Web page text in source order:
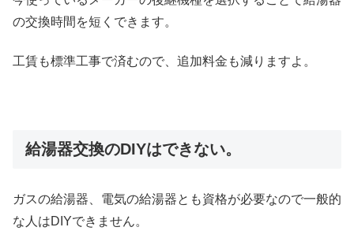
の交換時間を短くできます。
工賃も標準工事で済むので、追加料金も減りますよ。
給湯器交換のDIYはできない。
ガスの給湯器、電気の給湯器とも資格が必要なので一般的
な人はDIYできません。